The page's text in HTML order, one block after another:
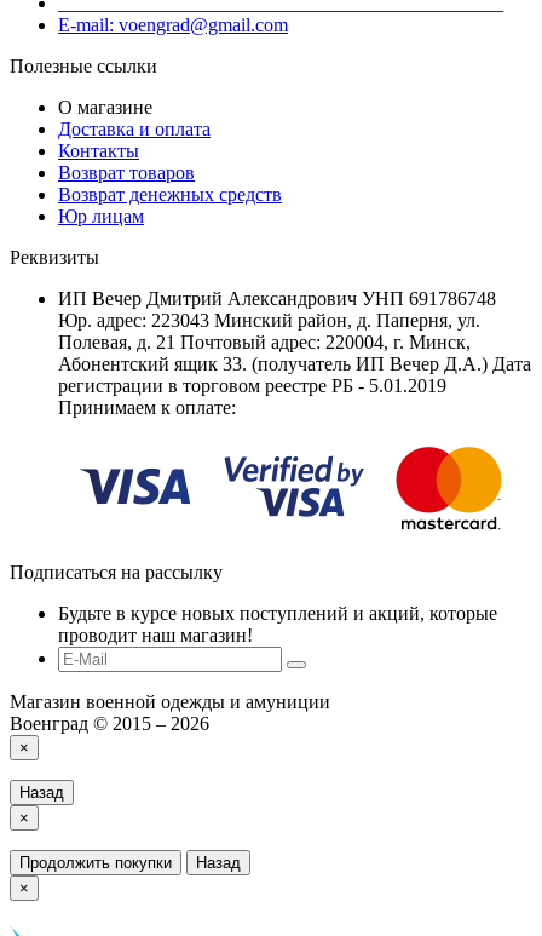
E-mail: voengrad@gmail.com
Полезные ссылки
О магазине
Доставка и оплата
Контакты
Возврат товаров
Возврат денежных средств
Юр лицам
Реквизиты
ИП Вечер Дмитрий Александрович УНП 691786748
Юр. адрес: 223043 Минский район, д. Паперня, ул.
Полевая, д. 21 Почтовый адрес: 220004, г. Минск,
Абонентский ящик 33. (получатель ИП Вечер Д.А.) Дата
регистрации в торговом реестре РБ - 5.01.2019
Принимаем к оплате:
Подписаться на рассылку
Будьте в курсе новых поступлений и акций, которые
проводит наш магазин!
Магазин военной одежды и амуниции
Военград © 2015 – 2026
×
Назад
×
Продолжить покупки
Назад
×